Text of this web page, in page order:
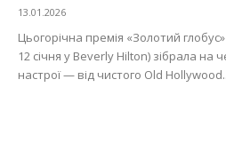
13.01.2026
Цьогорічна премія «Золотий
12 січня у Beverly Hilton) зібрала на
настрої — від чистого Old